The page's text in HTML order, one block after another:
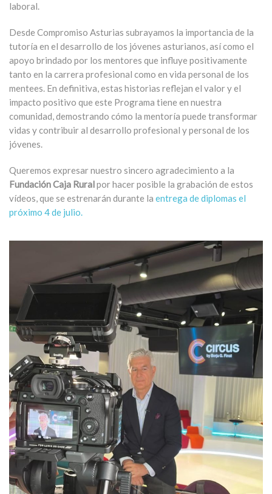
laboral.
Desde Compromiso Asturias subrayamos la importancia de la
tutoría en el desarrollo de los jóvenes asturianos, así como el
apoyo brindado por los mentores que influye positivamente
tanto en la carrera profesional como en vida personal de los
mentees. En definitiva, estas historias reflejan el valor y el
impacto positivo que este Programa tiene en nuestra
comunidad, demostrando cómo la mentoría puede transformar
vidas y contribuir al desarrollo profesional y personal de los
jóvenes.
Queremos expresar nuestro sincero agradecimiento a la
Fundación Caja Ruralpor hacer posible la grabación de estos
vídeos, que se estrenarán durante la entrega de diplomas el
próximo 4 de julio.